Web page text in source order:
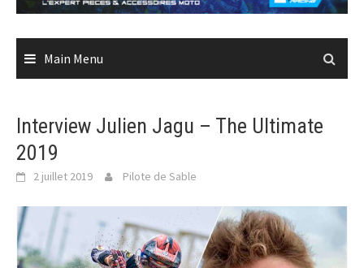
Main Menu
Interview Julien Jagu – The Ultimate
2019
2 juillet 2019 Pilote de Sable